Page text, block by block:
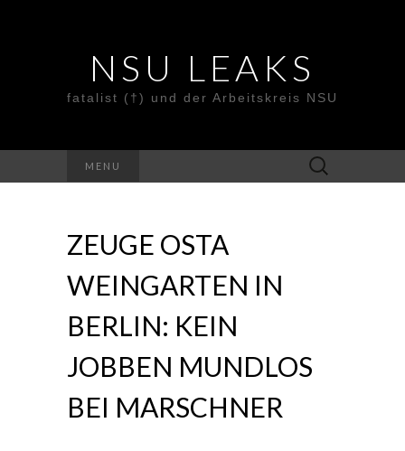
NSU LEAKS
fatalist (†) und der Arbeitskreis NSU
MENU
Suche
nach:
ZEUGE OSTA
WEINGARTEN IN
BERLIN: KEIN
JOBBEN MUNDLOS
BEI MARSCHNER